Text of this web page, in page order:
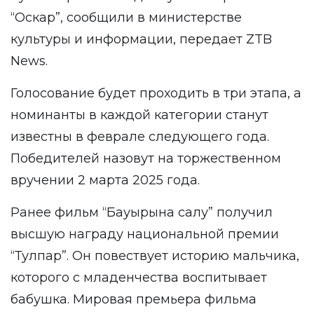
“Оскар”, сообщили в министерстве
культуры и информации, передает ZTB
News.
Голосование будет проходить в три этапа, а
номинанты в каждой категории станут
известны в феврале следующего года.
Победителей назовут на торжественном
вручении 2 марта 2025 года.
Ранее фильм “Бауырына салу” получил
высшую награду национальной премии
“Тулпар”. Он повествует историю мальчика,
которого с младенчества воспитывает
бабушка. Мировая премьера фильма